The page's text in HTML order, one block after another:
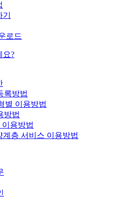
로드
요?
록방법
별 이용방법
방법
용방법
계층 서비스 이용방법